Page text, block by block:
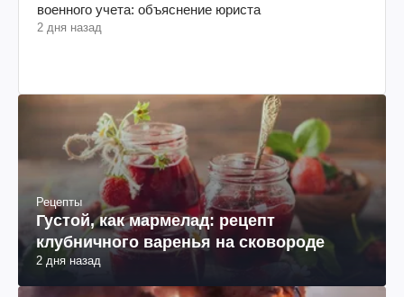
военного учета: объяснение юриста
2 дня назад
Рецепты
Густой, как мармелад: рецепт
клубничного варенья на сковороде
2 дня назад